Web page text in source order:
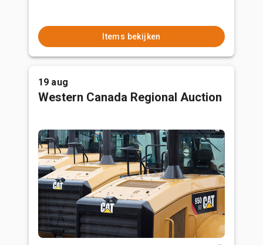
Items bekijken
19 aug
Western Canada Regional Auction